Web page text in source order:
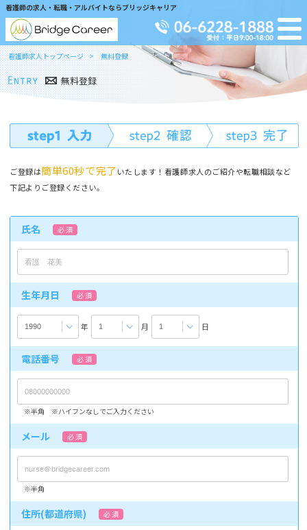
看護師の求人・転職・アルバイトならブリッジキャリア
看護師求人トップページ 無料登録
無料登録
ご登録は簡単60秒で完了いたします！看護師求人のご紹介や転職相談など
下記よりご登録ください。
氏名 必 須
生年月日 必 須
年 月 日
電話番号 必 須
※半角 ※ハイフンなしでご入力ください
メール 必 須
※半角
住所(都道府県) 必 須